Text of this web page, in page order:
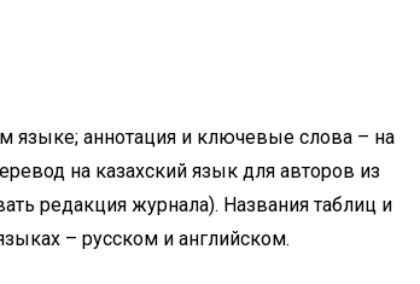
языке; аннотация и ключевые слова – на
на казахский язык для авторов из
редакция журнала). Названия таблиц и
– русском и английском.